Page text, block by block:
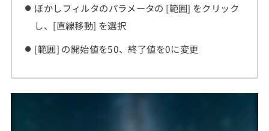
ぼかしフィルタのパラメータの [範囲] をクリック
し、[直線移動] を選択
[範囲] の開始値を50、終了値を0に変更